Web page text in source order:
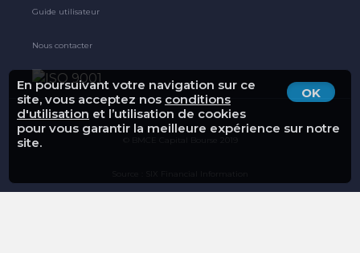
OK
En poursuivant votre navigation sur ce
site, vous acceptez nos conditions
d'utilisation et l’utilisation de cookies
pour vous garantir la meilleure expérience sur notre
site.
Guide utilisateur
Nous contacter